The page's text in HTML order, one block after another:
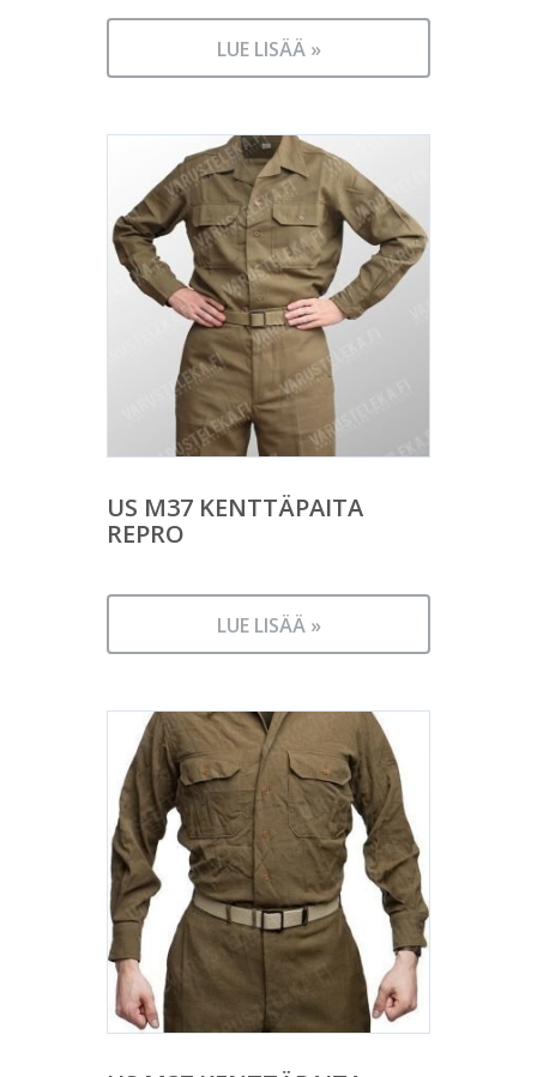
LUE LISÄÄ »
US M37 KENTTÄPAITA
REPRO
LUE LISÄÄ »